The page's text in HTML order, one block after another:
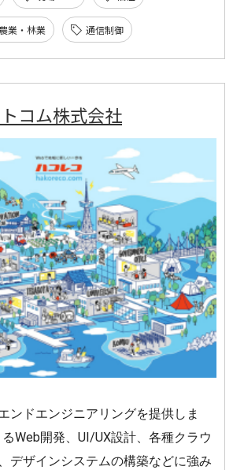
農業・林業 通信制御
コム株式会社
ンドエンジニアリングを提供しま
Web開発、UI/UX設計、各種クラウ
デザインシステムの構築などに強み